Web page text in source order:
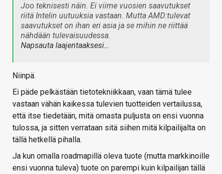
Joo teknisesti näin. Ei viime vuosien saavutukset
riitä Intelin uutuuksia vastaan. Mutta AMD:tulevat
saavutukset on ihan eri asia ja se mihin ne riittää
nähdään tulevaisuudessa.
Napsauta laajentaaksesi…
Niinpä.
Ei päde pelkästään tietotekniikkaan, vaan tämä tulee
vastaan vähän kaikessa tulevien tuotteiden vertailussa,
että itse tiedetään, mitä omasta puljusta on ensi vuonna
tulossa, ja sitten verrataan sitä siihen mitä kilpailijalta on
tällä hetkellä pihalla.
Ja kun omalla roadmapillä oleva tuote (mutta markkinoille
ensi vuonna tuleva) tuote on parempi kuin kilpailijan tällä